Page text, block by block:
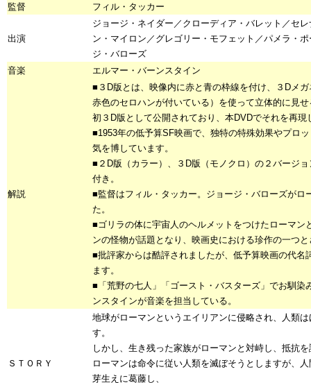
監督
フィル・タッカー
出演
ジョージ・ネイダー／クローディア・バレット／セ
ン・マイロン／グレゴリー・モフェット／パメラ・
ジ・バローズ
音楽
エルマー・バーンスタイン
解説
■３D版とは、映像内に赤と青の枠線を付け、３Dメ
赤色のセロハンが付いている）を使って立体的に見
初３D版として公開されており、本DVDでそれを再現
■1953年の低予算SF映画で、独特の特殊効果やプロ
気を博しています。
■２D版（カラー）、３D版（モノクロ）の２バージ
付き。
■監督はフィル・タッカー。ジョージ・バローズがロ
た。
■ゴリラの体に宇宙人のヘルメットをつけたローマン
ンの怪物が話題となり、映画史における珍作の一つ
■批評家からは酷評されましたが、低予算映画の代名
ます。
■「荒野の七人」「ゴースト・バスターズ」でお馴染
ンスタインが音楽を担当している。
ＳＴＯＲＹ
地球がローマンというエイリアンに侵略され、人類
す。
しかし、生き残った家族がローマンと対峙し、抵抗
ローマンは命令に従い人類を滅ぼそうとしますが、
芽生えに葛藤し、